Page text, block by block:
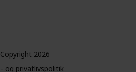
2026
og privatlivspolitik